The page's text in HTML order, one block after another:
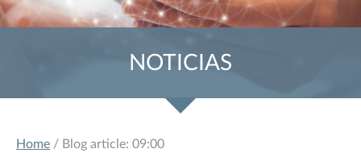
NOTICIAS
Home / Blog article: 09:00